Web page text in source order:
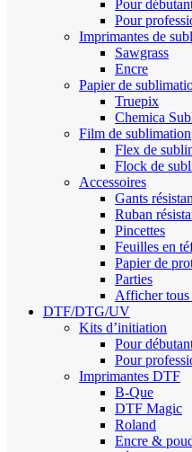
Pour
Pour
Imprimantes de
Sawgrass
Encre
Papier de
Truepix
Chemica
Film de sublimation
Flex de
Flock de
Accessoires
Gants
Ruban
Pincettes
Feuilles en
Papier de
Parties
Afficher tous
DTF/DTG/UV
Kits d’initiation
Pour
Pour
Imprimantes DTF
B-Que
DTF Magic
Roland
Encre &